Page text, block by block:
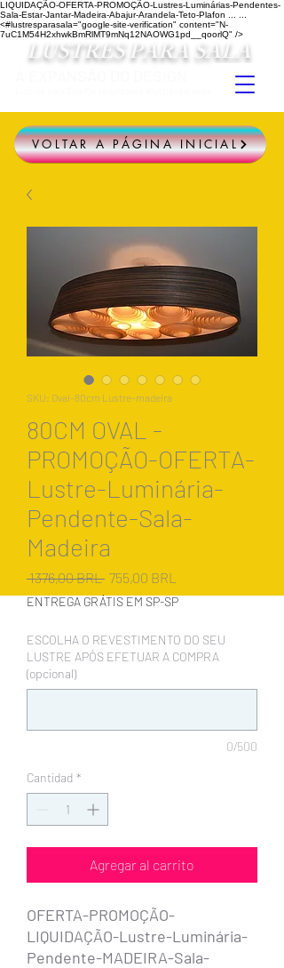
LIQUIDAÇÃO-OFERTA-PROMOÇÃO-Lustres-Luminárias-Pendentes-
Sala-Estar-Jantar-Madeira-Abajur-Arandela-Teto-Plafon ...
<#lustresparasala="google-site-verification" content="N-
7uC1M54H2xhwkBmRlMT9mNq12NAOWG1pd__qoorlQ" />
LUSTRES PARA SALA
VOLTAR A PÁGINA INICIAL
SKU: Oval-80cm Lustre-madeira
80CM OVAL -
PROMOÇÃO-OFERTA-
Lustre-Luminária-
Pendente-Sala-
Madeira
1376,00 BRL Precio
755,00 BRL
de
ENTREGA GRÁTIS EM SP-SP
ESCOLHA O REVESTIMENTO DO SEU
LUSTRE APÓS EFETUAR A COMPRA
(opcional)
0/500
Cantidad *
Agregar al carrito
OFERTA-PROMOÇÃO-
LIQUIDAÇÃO-Lustre-Luminária-
Pendente-MADEIRA-Sala-